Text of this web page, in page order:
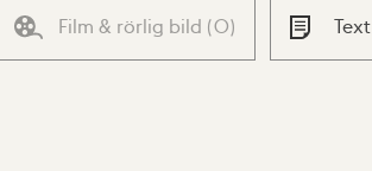
Film & rörlig bild (0) Text